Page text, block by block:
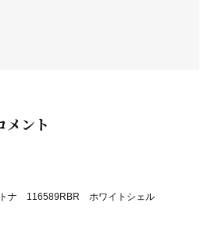
メント
ナ 116589RBR ホワイトシェル